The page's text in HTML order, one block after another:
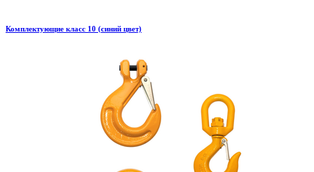
Комплектующие класс 10 (синий цвет)